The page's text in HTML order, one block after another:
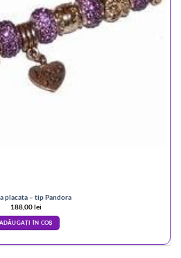
placata – tip Pandora
188,00lei
ADĂUGAȚI ÎN COȘ